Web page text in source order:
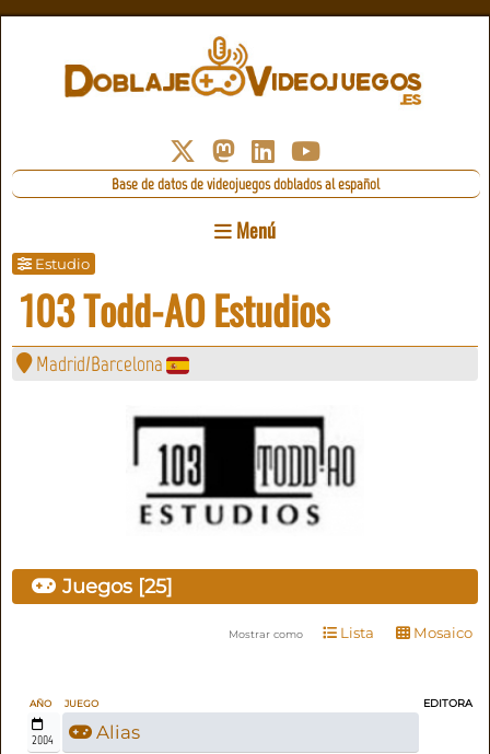
Base de datos de videojuegos doblados al español
Menú
Estudio
103 Todd-AO Estudios
Madrid/Barcelona
Juegos [25]
Mostrar como Lista Mosaico
AÑO JUEGO EDITORA
2004 Alias